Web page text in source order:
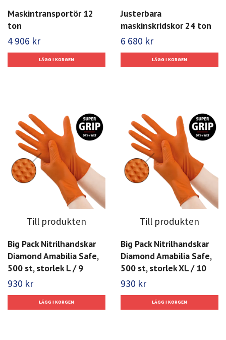
Maskintransportör 12
ton
4 906 kr
Justerbara
maskinskridskor 24 ton
6 680 kr
Till produkten
Big Pack Nitrilhandskar
Diamond Amabilia Safe,
500 st, storlek L / 9
930 kr
Till produkten
Big Pack Nitrilhandskar
Diamond Amabilia Safe,
500 st, storlek XL / 10
930 kr